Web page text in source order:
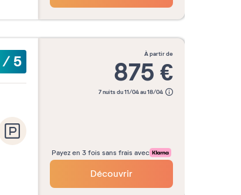
/5 à partir de
875 €
7 nuits du 11/04 au 18/04
Payez en 3 fois sans frais avec
Découvrir